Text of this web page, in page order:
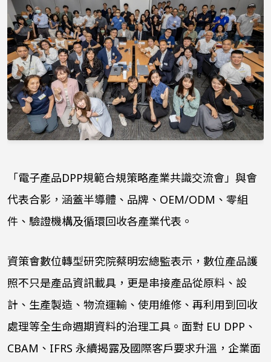
「電子產品DPP規範合規策略產業共識交流會」與會
代表合影，涵蓋半導體、品牌、OEM/ODM、零組
件、驗證機構及循環回收各產業代表。
資策會數位轉型研究院蔡明宏總監表示，數位產品護
照不只是產品資訊載具，更是串接產品從原料、設
計、生產製造、物流運輸、使用維修、再利用到回收
處理等全生命週期資料的治理工具。面對 EU DPP、
CBAM、IFRS 永續揭露及國際客戶要求升溫，企業面